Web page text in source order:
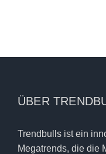
ÜBER
Trendbulls ist ein
Megatrends, die die